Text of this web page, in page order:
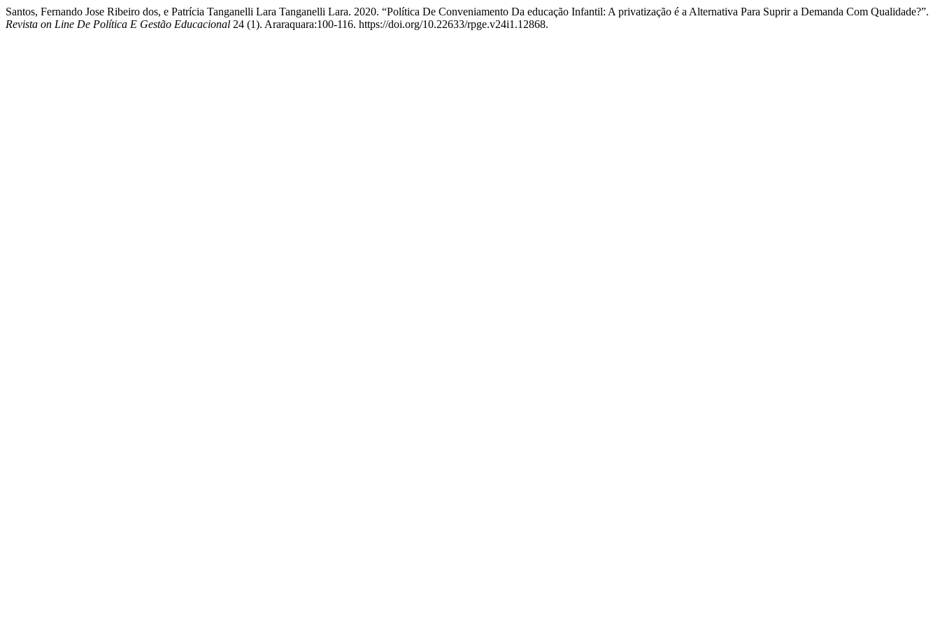
Santos, Fernando Jose Ribeiro dos, e Patrícia Tanganelli Lara Tanganelli Lara. 2020. “Política De Conveniamento Da educação Infantil: A privatização é a Alternativa Para Suprir a Demanda Com Qualidade?”.
Revista on Line De Política E Gestão Educacional 24 (1). Araraquara:100-116. https://doi.org/10.22633/rpge.v24i1.12868.